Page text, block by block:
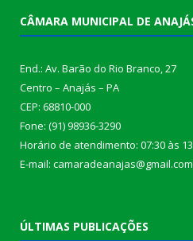
CÂMARA MUNICIPAL DE
End.: Av. Barão do Rio Branco, 27
Centro – Anajás – PA
CEP: 68810-000
Fone: (91) 98936-3290
Horário de atendimento: 07:30 às
E-mail: camaradeanajas@gmail.com
ÚLTIMAS PUBLICAÇÕES